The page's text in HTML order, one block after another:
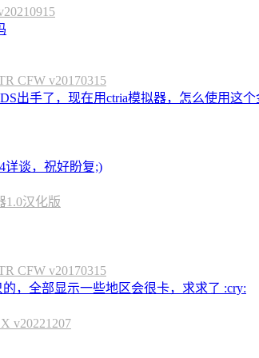
CFW v20170315
出手了，现在用ctria模拟器，怎么使用这
详谈，祝好盼复;)
1.0汉化版
CFW v20170315
，全部显示一些地区会很卡，求求了 :cry:
v20221207